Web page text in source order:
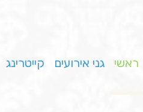
ראשי גני אירועים קייטרינג